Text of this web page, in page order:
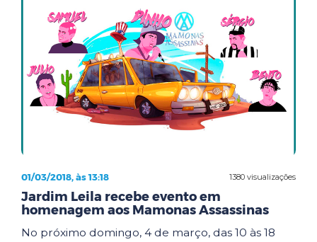
1380 visualizações
01/03/2018, às 13:18
Jardim Leila recebe evento em
homenagem aos Mamonas Assassinas
No próximo domingo, 4 de março, das 10 às 18